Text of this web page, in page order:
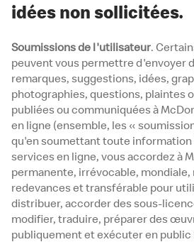
idées non sollicitées.
Soumissions de l'utilisateur.
peuvent vous permettre d'envoyer
remarques, suggestions, idées,
photographies, questions, plaintes
publiées ou communiquées à
en ligne (ensemble, les «
qu'en soumettant toute information
services en ligne, vous accordez à
permanente, irrévocable, mondiale,
redevances et transférable pour
distribuer, accorder des sous-
modifier, traduire, préparer des
publiquement et exécuter en public